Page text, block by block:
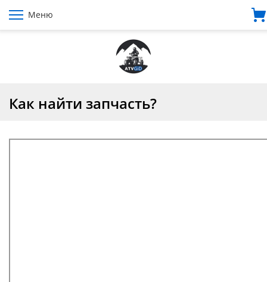
Меню
Как найти запчасть?